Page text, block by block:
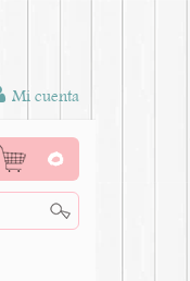
Mi cuenta
0